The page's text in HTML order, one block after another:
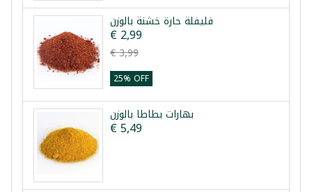
فليفلة حارة خشنة بالوزن
€ 2,99
€ 3,99
25% OFF
بهارات بطاطا بالوزن
€ 5,49